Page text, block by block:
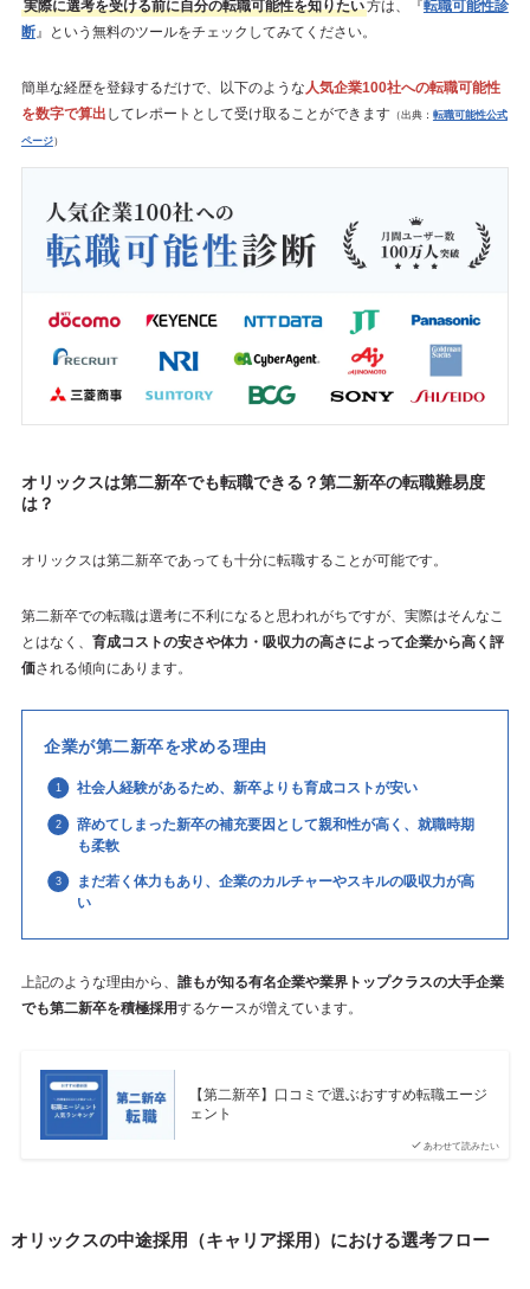
実際に選考を受ける前に自分の転職可能性を知りたい方は、『転職可能性診
断』という無料のツールをチェックしてみてください。
簡単な経歴を登録するだけで、以下のような人気企業100社への転職可能性
を数字で算出 してレポートとして受け取ることができます（出典： 転職可能性公式
ページ）
オリックスは第二新卒でも転職できる？第二新卒の転職難易度
は？
オリックスは第二新卒であっても十分に転職することが可能です。
第二新卒での転職は選考に不利になると思われがちですが、実際はそんなこ
とはなく、 育成コストの安さや体力・吸収力の高さによって企業から高く評
価される傾向にあります。
企業が第二新卒を求める理由
社会人経験があるため、新卒よりも育成コストが安い
辞めてしまった新卒の補充要因として親和性が高く、就職時期
も柔軟
まだ若く体力もあり、企業のカルチャーやスキルの吸収力が高
い
上記のような理由から、 誰もが知る有名企業や業界トップクラスの大手企業
でも第二新卒を積極採用するケースが増えています。
あわせて読みたい
【第二新卒】口コミで選ぶおすすめ転職エージ
ェント
オリックスの中途採用（キャリア採用）における選考フロー